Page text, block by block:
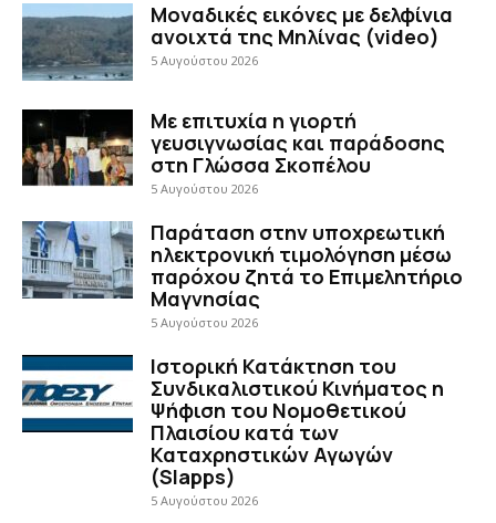
Μοναδικές εικόνες με δελφίνια
ανοιχτά της Μηλίνας (video)
5 Αυγούστου 2026
Με επιτυχία η γιορτή
γευσιγνωσίας και παράδοσης
στη Γλώσσα Σκοπέλου
5 Αυγούστου 2026
Παράταση στην υποχρεωτική
ηλεκτρονική τιμολόγηση μέσω
παρόχου ζητά το Επιμελητήριο
Μαγνησίας
5 Αυγούστου 2026
Ιστορική Κατάκτηση του
Συνδικαλιστικού Κινήματος η
Ψήφιση του Νομοθετικού
Πλαισίου κατά των
Καταχρηστικών Αγωγών
(Slapps)
5 Αυγούστου 2026